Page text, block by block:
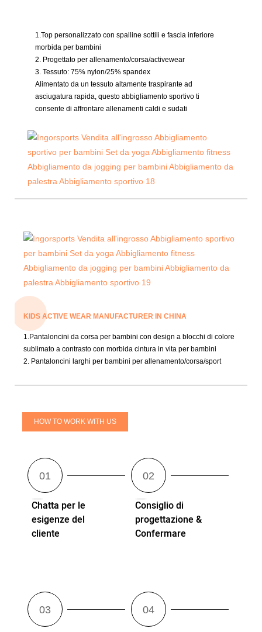
1.Top personalizzato con spalline sottili e fascia inferiore
morbida per bambini
2. Progettato per allenamento/corsa/activewear
3. Tessuto: 75% nylon/25% spandex
Alimentato da un tessuto altamente traspirante ad
asciugatura rapida, questo abbigliamento sportivo ti
consente di affrontare allenamenti caldi e sudati
KIDS ACTIVE WEAR MANUFACTURER IN CHINA
1.Pantaloncini da corsa per bambini con design a blocchi di colore
sublimato a contrasto con morbida cintura in vita per bambini
2. Pantaloncini larghi per bambini per allenamento/corsa/sport
HOW TO WORK WITH US
Chatta per le
esigenze del
cliente
Consiglio di
progettazione &
Confermare